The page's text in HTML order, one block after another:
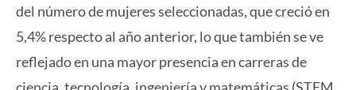
del número de mujeres seleccionadas, que creció en
5,4% respecto al año anterior, lo que también se ve
reflejado en una mayor presencia en carreras de